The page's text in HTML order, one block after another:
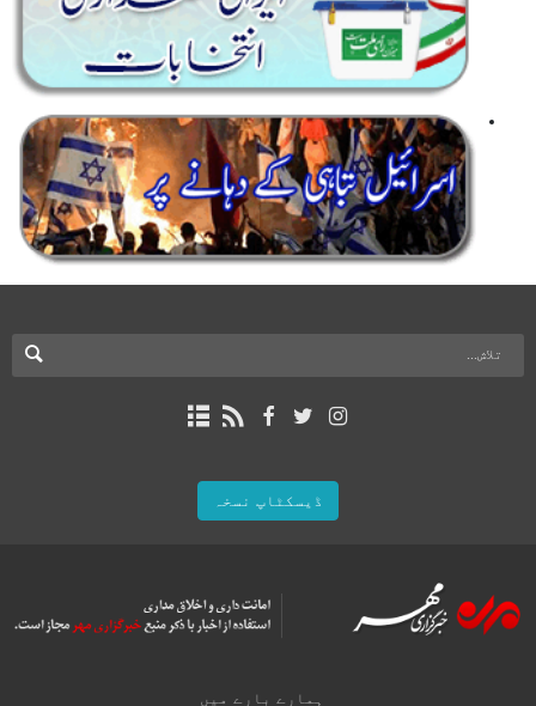
ڈیسکٹاپ نسخہ
ہمارے بارے میں